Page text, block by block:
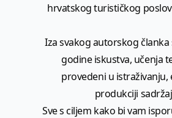
hrvatskog turističkog
Iza svakog autorskog
godine iskustva, učenja
provedeni u istraživanju,
produkciji
Sve s ciljem kako bi vam